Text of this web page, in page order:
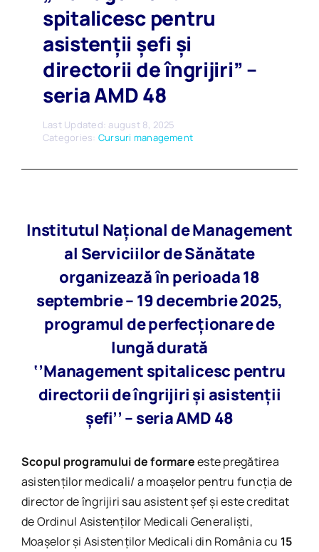
spitalicesc pentru
asistenții șefi și
directorii de îngrijiri” –
seria AMD 48
Last Updated: august 8, 2025
Categories: Cursuri management
Institutul Național de Management
al Serviciilor de Sănătate
organizează în perioada 18
septembrie – 19 decembrie 2025,
programul de perfecționare de
lungă durată
‘’Management spitalicesc pentru
directorii de îngrijiri și asistenții
șefi’’ – seria AMD 48
Scopul programului de formareeste pregătirea
asistenţilor medicali/ a moaşelor pentru funcţia de
director de îngrijiri sau asistent şef şi este creditat
de Ordinul Asistenţilor Medicali Generaliști,
Moaşelor și Asistenților Medicali din România cu 15